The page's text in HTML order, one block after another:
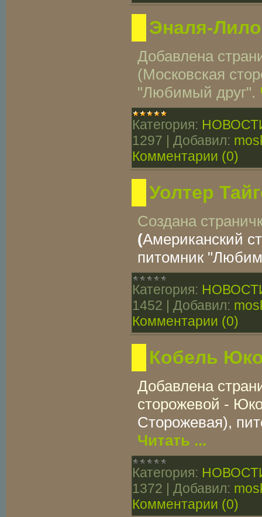
Эналя-
Добавлена
(Московская
"Любимый друг".
Категория:
1297
Добавил:
Комментарии (0)
Уолтер
Создана
(Американский
питомник
Категория:
1452
Добавил:
Комментарии (0)
Кобель
Добавлена
сторожевой -
Сторожевая),
Читать ...
Категория:
1372
Добавил:
Комментарии (0)